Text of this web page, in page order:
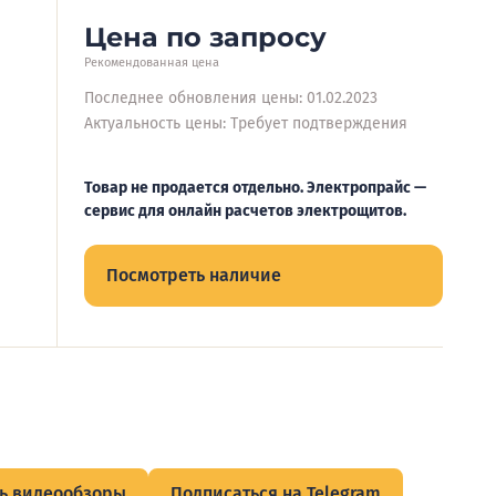
Цена по запросу
Рекомендованная цена
Последнее обновления цены: 01.02.2023
Актуальность цены: Требует подтверждения
Товар не продается отдельно. Электропрайс —
сервис для онлайн расчетов электрощитов.
Посмотреть наличие